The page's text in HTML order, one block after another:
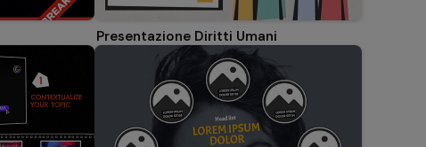
Presentazione Diritti Umani